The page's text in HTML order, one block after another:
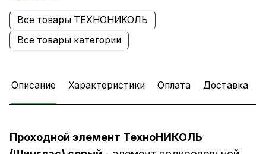
Все товары ТЕХНОНИКОЛЬ
Все товары категории
Описание Характеристики Оплата Доставка
Проходной элемент ТехноНИКОЛЬ